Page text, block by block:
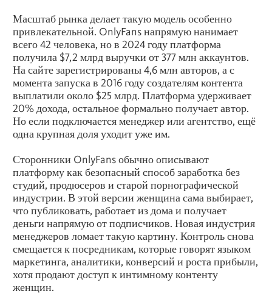
Масштаб рынка делает такую модель особенно
привлекательной. OnlyFans напрямую нанимает
всего 42 человека, но в 2024 году платформа
получила $7,2 млрд выручки от 377 млн аккаунтов.
На сайте зарегистрированы 4,6 млн авторов, а с
момента запуска в 2016 году создателям контента
выплатили около $25 млрд. Платформа удерживает
20% дохода, остальное формально получает автор.
Но если подключается менеджер или агентство, ещё
одна крупная доля уходит уже им.
Сторонники OnlyFans обычно описывают
платформу как безопасный способ заработка без
студий, продюсеров и старой порнографической
индустрии. В этой версии женщина сама выбирает,
что публиковать, работает из дома и получает
деньги напрямую от подписчиков. Новая индустрия
менеджеров ломает такую картину. Контроль снова
смещается к посредникам, которые говорят языком
маркетинга, аналитики, конверсий и роста прибыли,
хотя продают доступ к интимному контенту
женщин.